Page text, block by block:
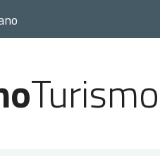
Turismo